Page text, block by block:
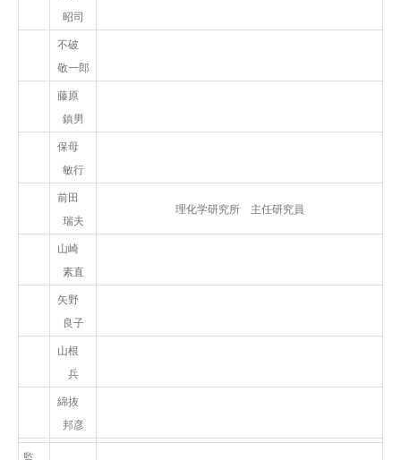
昭司
不破
敬一郎
藤原
鎮男
保母
敏行
前田
瑞夫
理化学研究所 主任研究員
山崎
素直
矢野
良子
山根
兵
綿抜
邦彦
監